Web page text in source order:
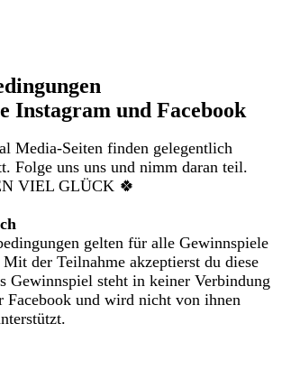
Instagram und Facebook
Media-Seiten finden gelegentlich
Folge uns uns und nimm daran teil.
VIEL GLÜCK 🍀
gelten für alle Gewinnspiele
der Teilnahme akzeptierst du diese
Gewinnspiel steht in keiner Verbindung
Facebook und wird nicht von ihnen